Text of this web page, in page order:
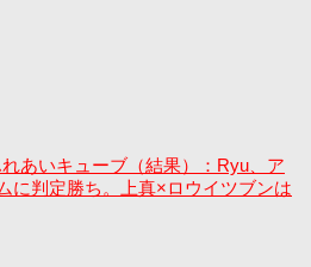
あいキューブ（結果）：Ryu、ア
に判定勝ち。上真×ロウイツブンは